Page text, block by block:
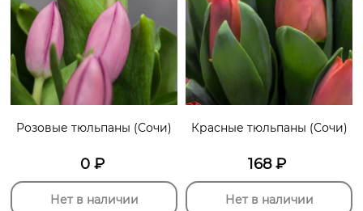
Розовые тюльпаны (Сочи)
0₽
Нет в наличии
Красные тюльпаны (Сочи)
168₽
Нет в наличии